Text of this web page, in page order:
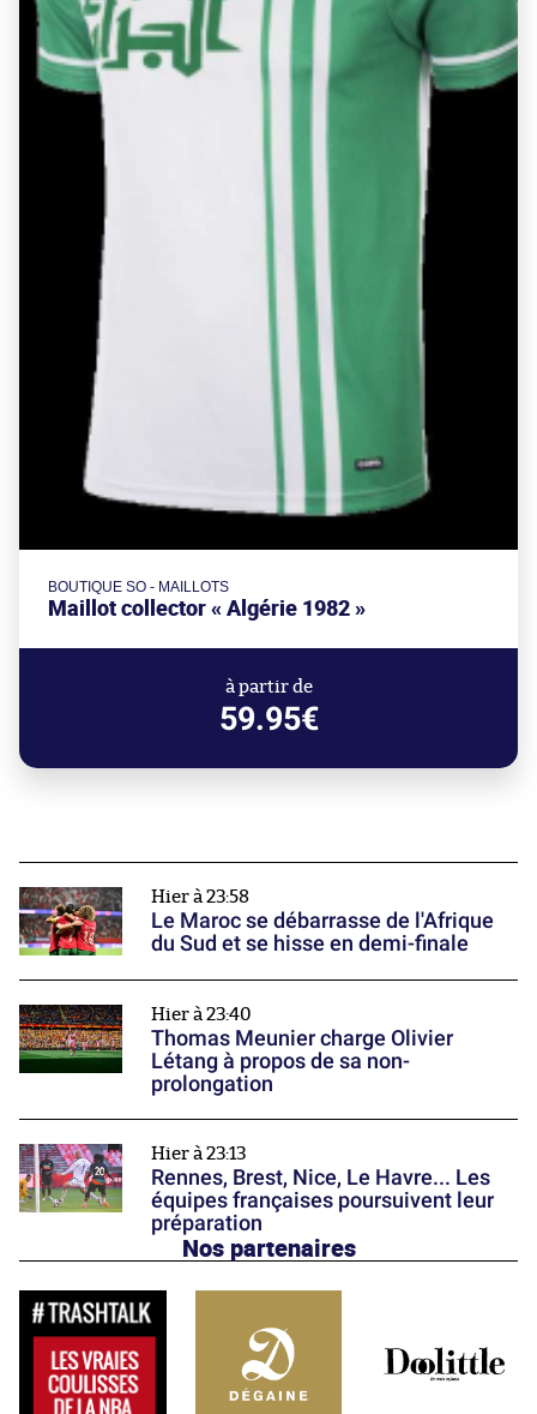
BOUTIQUE SO - MAILLOTS
Maillot collector « Algérie 1982 »
à partir de
59.95€
Hier à 23:58
Le Maroc se débarrasse de l'Afrique
du Sud et se hisse en demi-finale
Hier à 23:40
Thomas Meunier charge Olivier
Létang à propos de sa non-
prolongation
Hier à 23:13
Rennes, Brest, Nice, Le Havre... Les
équipes françaises poursuivent leur
préparation
Nos partenaires